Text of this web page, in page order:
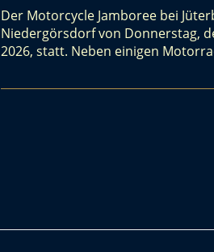
Der Motorcycle Jamboree bei
Niedergörsdorf von Donnerstag,
2026, statt. Neben einigen